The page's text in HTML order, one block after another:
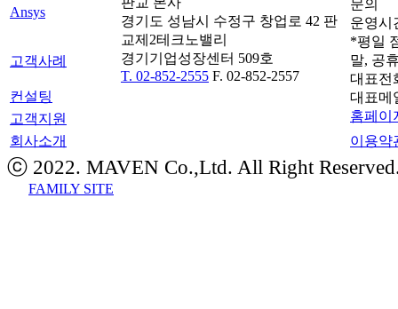
Ansys
경기도 성남시 수정구 창업로 42 판
교제2테크노밸리
경기기업성장센터 509호
T. 02-852-2555 F. 02-852-2557
문의
운영시
*평일
말, 공
대표전
대표메
홈페이
고객사례
컨설팅
고객지원
회사소개
이용약
ⓒ 2022. MAVEN Co.,Ltd. All Right
FAMILY SITE